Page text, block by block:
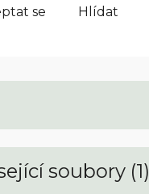
se Hlídat
soubory (1)